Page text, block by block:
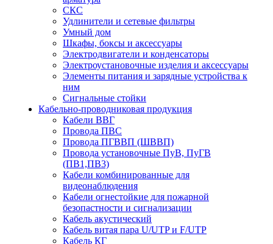
СКС
Удлинители и сетевые фильтры
Умный дом
Шкафы, боксы и аксессуары
Электродвигатели и конденсаторы
Электроустановочные изделия и аксессуары
Элементы питания и зарядные устройства к
ним
Сигнальные стойки
Кабельно-проводниковая продукция
Кабели ВВГ
Провода ПВС
Провода ПГВВП (ШВВП)
Провода установочные ПуВ, ПуГВ
(ПВ1,ПВ3)
Кабели комбинированные для
видеонаблюдения
Кабели огнестойкие для пожарной
безопастности и сигнализации
Кабель акустический
Кабель витая пара U/UTP и F/UTP
Кабель КГ